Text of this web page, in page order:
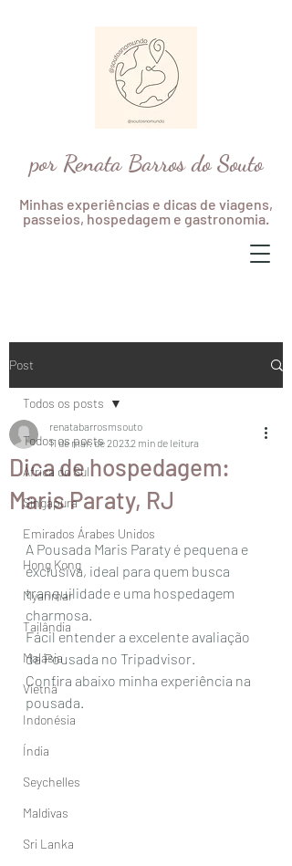
por Renata Barros do Souto
Minhas experiências e dicas de viagens,
passeios, hospedagem e gastronomia.
Post
Todos os posts
África do Sul
Singapura
Emirados Árabes Unidos
Hong Kong
Myanmar
Tailândia
Malásia
Vietnã
Indonésia
Índia
Seychelles
Maldivas
Sri Lanka
Todos os posts
Dica de hospedagem:
Maris Paraty, RJ
renatabarrosmsouto
11 de mar. de 20232 min de leitura
A Pousada Maris Paraty é pequena e
exclusiva, ideal para quem busca
tranquilidade e uma hospedagem
charmosa.
Fácil entender a excelente avaliação
da Pousada no Tripadvisor.
Confira abaixo minha experiência na
pousada.